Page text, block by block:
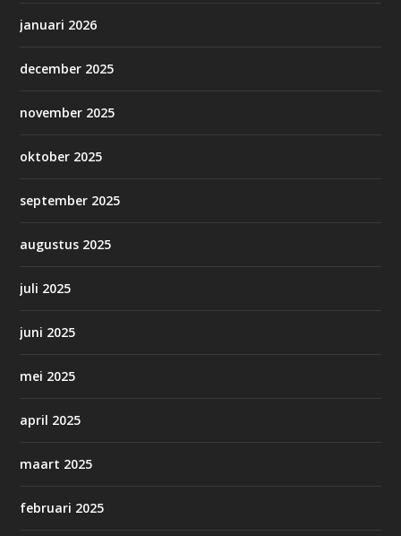
januari 2026
december 2025
november 2025
oktober 2025
september 2025
augustus 2025
juli 2025
juni 2025
mei 2025
april 2025
maart 2025
februari 2025